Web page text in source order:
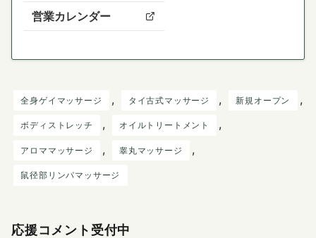
営業カレンダー
全身ゲイマッサージ , タイ古式マッサージ , 新規オープン
ボディストレッチ , オイルトリートメント ,
アロママッサージ , 睾丸マッサージ ,
鼠径部リンパマッサージ
応援コメント受付中